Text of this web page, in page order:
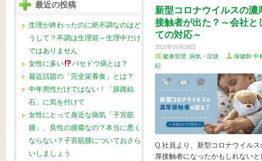
最近の投稿
生理が終わったのに絶不調なのはど
うして？不調は生理前～生理中だけ
ではありません
女性に多い
バセドウ病とは？
最近話題の「完全栄養食」とは？
中年男性だけではない！「尿路結
石」に気を付けて
女性にとって身近な病気「子宮筋
腫」、良性の腫瘍なの？本当に悪く
ならない？子宮筋腫についておさら
いしましょう
新型コロナウイルスの濃
接触者が出た？～会社と
ての対応～
2021年10月28日
健康管理
病気・症状
保健師 中
紀
Q.社員より、新型コロナウイルス
厚接触者になったかもしれないと